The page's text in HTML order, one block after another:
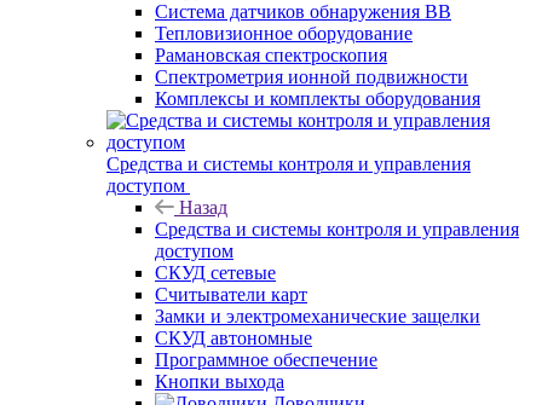
Cистема датчиков обнаружения ВВ
Тепловизионное оборудование
Рамановская спектроскопия
Спектрометрия ионной подвижности
Комплексы и комплекты оборудования
Средства и системы контроля и управления
доступом
Назад
Средства и системы контроля и управления
доступом
СКУД сетевые
Считыватели карт
Замки и электромеханические защелки
СКУД автономные
Программное обеспечение
Кнопки выхода